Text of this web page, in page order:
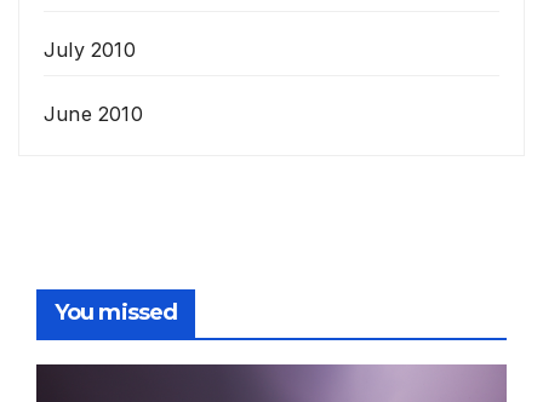
July 2010
June 2010
You missed